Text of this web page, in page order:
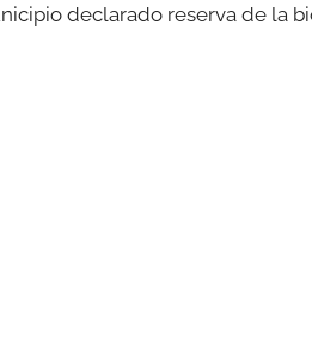
declarado reserva de la